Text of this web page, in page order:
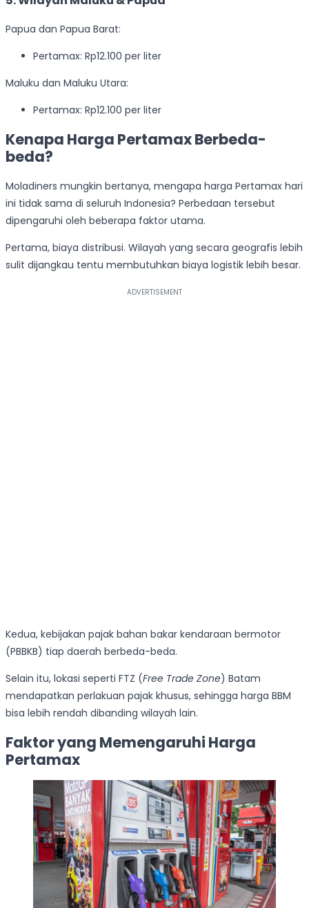
Papua dan Papua Barat:
Pertamax: Rp12.100 per liter
Maluku dan Maluku Utara:
Pertamax: Rp12.100 per liter
Kenapa Harga Pertamax Berbeda-
beda?
Moladiners mungkin bertanya, mengapa harga Pertamax hari
ini tidak sama di seluruh Indonesia? Perbedaan tersebut
dipengaruhi oleh beberapa faktor utama.
Pertama, biaya distribusi. Wilayah yang secara geografis lebih
sulit dijangkau tentu membutuhkan biaya logistik lebih besar.
Kedua, kebijakan pajak bahan bakar kendaraan bermotor
(PBBKB) tiap daerah berbeda-beda.
Selain itu, lokasi seperti FTZ (Free Trade Zone) Batam
mendapatkan perlakuan pajak khusus, sehingga harga BBM
bisa lebih rendah dibanding wilayah lain.
Faktor yang Memengaruhi Harga
Pertamax